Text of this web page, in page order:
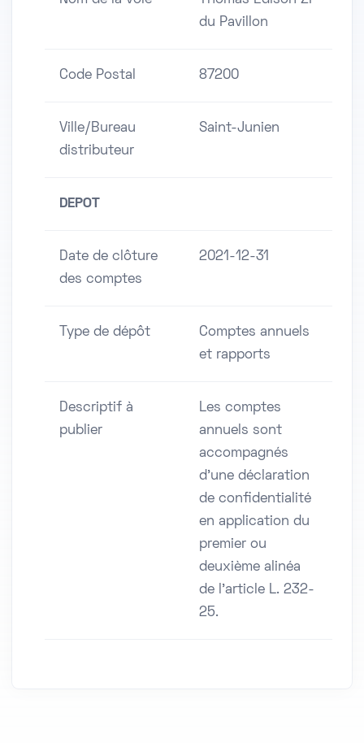
du Pavillon
Code Postal 87200
Ville/Bureau
distributeur
Saint-Junien
DEPOT
Date de clôture
des comptes
2021-12-31
Type de dépôt
Comptes annuels
et rapports
Descriptif à
publier
Les comptes
annuels sont
accompagnés
d'une déclaration
de confidentialité
en application du
premier ou
deuxième alinéa
de l'article L. 232-
25.